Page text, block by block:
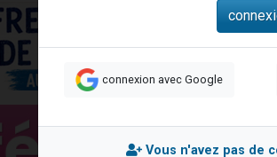
vient de donner son Maasser
personnes viennent de nous rejoindre sur WhatsApp
personnes viennent de demander une bénédiction
12 nouvelles musiques dans Torah-Box Music
30 personnes viennent de faire un don pour Sauvez
Il reste 49 places pour étudier en groupe sur Zoom
connexion avec Google
Vous n'avez pas de